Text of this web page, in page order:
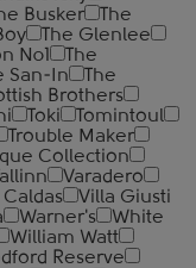
Busker
The
The Glenlee
№1
The
San-In
The
Brothers
Toki
Tomintoul
Trouble Maker
Collection
Varadero
Villa Giusti
Warner's
White
William Watt
Reserve